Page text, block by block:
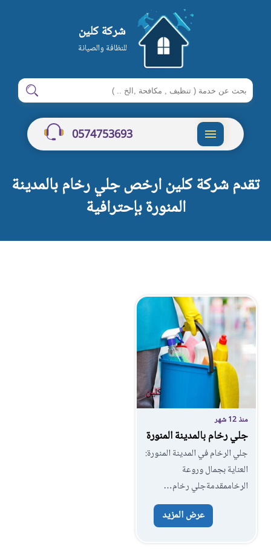
شركة كلين
للنظافة والصيانة
ابحث
في
شركة
كلين
ابحث
0574753693
تقدم شركة كلين ارخص جلي رخام بالمدينة
المنورة بإحترافية
منذ 12 شهر
جلي رخام بالمدينة المنورة
جلي الرخام في المدينة المنورة:
العناية بجمال وروعة
الرخاممقدمةجلي رخام…
عرض المزيد